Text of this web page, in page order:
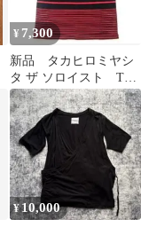
¥ 7,300
新品 タカヒロミヤシ
タ ザ ソロイスト Tシ
ャツ 48
¥10,000